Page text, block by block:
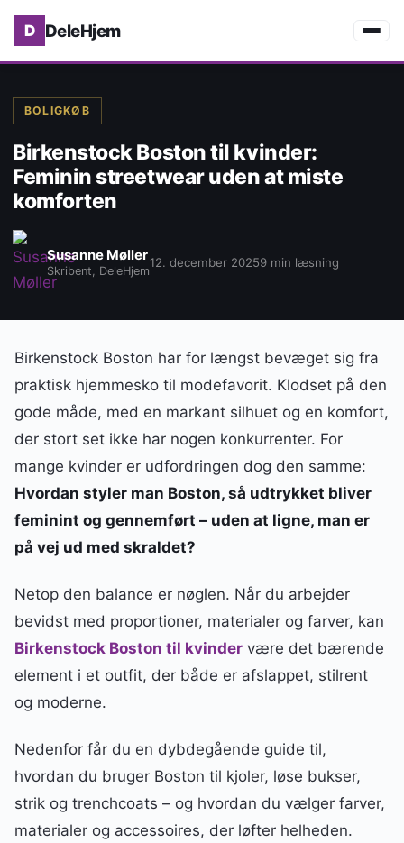
DeleHjem
BOLIGKØB
Birkenstock Boston til kvinder:
Feminin streetwear uden at miste
komforten
Susanne Møller
Skribent, DeleHjem
12. december 20259 min læsning
Birkenstock Boston har for længst bevæget sig fra
praktisk hjemmesko til modefavorit. Klodset på den
gode måde, med en markant silhuet og en komfort,
der stort set ikke har nogen konkurrenter. For
mange kvinder er udfordringen dog den samme:
Hvordan styler man Boston, så udtrykket bliver
feminint og gennemført – uden at ligne, man er
på vej ud med skraldet?
Netop den balance er nøglen. Når du arbejder
bevidst med proportioner, materialer og farver, kan
Birkenstock Boston til kvinder være det bærende
element i et outfit, der både er afslappet, stilrent
og moderne.
Nedenfor får du en dybdegående guide til,
hvordan du bruger Boston til kjoler, løse bukser,
strik og trenchcoats – og hvordan du vælger farver,
materialer og accessoires, der løfter helheden.